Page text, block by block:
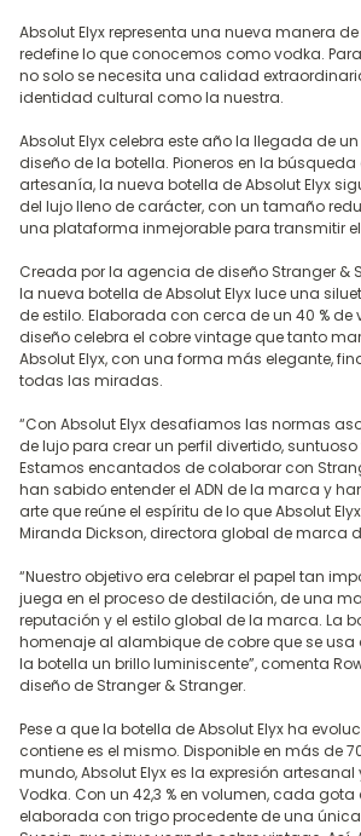
Absolut Elyx representa una nueva manera
redefine lo que conocemos como vodka.
no solo se necesita una calidad
identidad cultural como la nuestra.
Absolut Elyx celebra este año la llegada de
diseño de la botella. Pioneros en la
artesanía, la nueva botella de Absolut Elyx
del lujo lleno de carácter, con un tamaño
una plataforma inmejorable para transmitir
Creada por la agencia de diseño Stranger &
la nueva botella de Absolut Elyx luce una
de estilo. Elaborada con cerca de un 40 % de
diseño celebra el cobre vintage que tanto
Absolut Elyx, con una forma más elegante,
todas las miradas.
“Con Absolut Elyx desafiamos las normas
de lujo para crear un perfil divertido,
Estamos encantados de colaborar con
han sabido entender el ADN de la marca y
arte que reúne el espíritu de lo que Absolut
Miranda Dickson, directora global de marca
“Nuestro objetivo era celebrar el papel tan
juega en el proceso de destilación, de una
reputación y el estilo global de la marca. La
homenaje al alambique de cobre que se usa
la botella un brillo luminiscente”, comenta
diseño de Stranger & Stranger.
Pese a que la botella de Absolut Elyx ha
contiene es el mismo. Disponible en más de
mundo, Absolut Elyx es la expresión
Vodka. Con un 42,3 % en volumen, cada gota
elaborada con trigo procedente de una